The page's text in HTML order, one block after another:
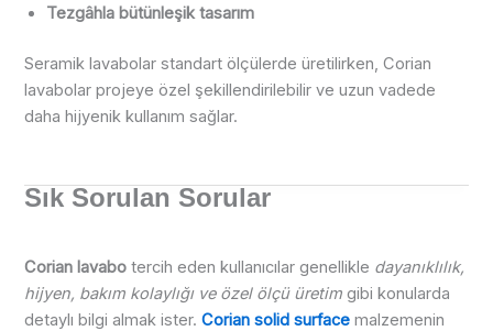
Tezgâhla bütünleşik tasarım
Seramik lavabolar standart ölçülerde üretilirken, Corian
lavabolar projeye özel şekillendirilebilir ve uzun vadede
daha hijyenik kullanım sağlar.
Sık Sorulan Sorular
Corian lavabo tercih eden kullanıcılar genellikle dayanıklılık,
hijyen, bakım kolaylığı ve özel ölçü üretim gibi konularda
detaylı bilgi almak ister.Corian solid surface malzemenin